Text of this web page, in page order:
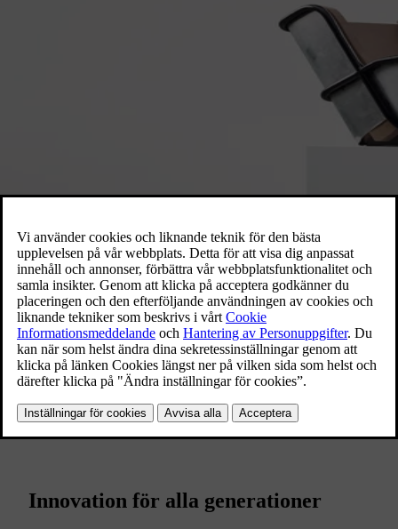
Innovation för alla generationer